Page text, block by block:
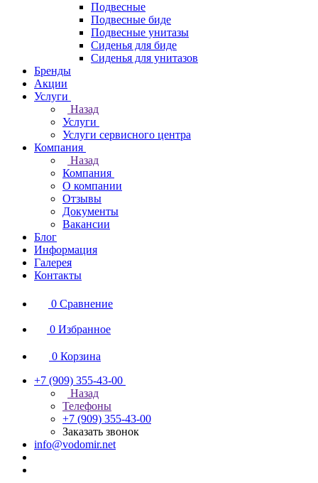
Подвесные
Подвесные биде
Подвесные унитазы
Сиденья для биде
Сиденья для унитазов
Бренды
Акции
Услуги
Назад
Услуги
Услуги сервисного центра
Компания
Назад
Компания
О компании
Отзывы
Документы
Вакансии
Блог
Информация
Галерея
Контакты
0 Сравнение
0 Избранное
0 Корзина
+7 (909) 355-43-00
Назад
Телефоны
+7 (909) 355-43-00
Заказать звонок
info@vodomir.net